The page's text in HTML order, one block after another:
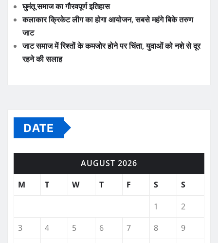
घुमंतू समाज का गौरवपूर्ण इतिहास
कलाकार क्रिकेट लीग का होगा आयोजन, सबसे महंगे बिके तरुण
जाट
जाट समाज में रिश्तों के कमजोर होने पर चिंता, युवाओं को नशे से दूर
रहने की सलाह
DATE
AUGUST 2026
M
T W T F S S
1
2
3
4 5 6 7 8
9